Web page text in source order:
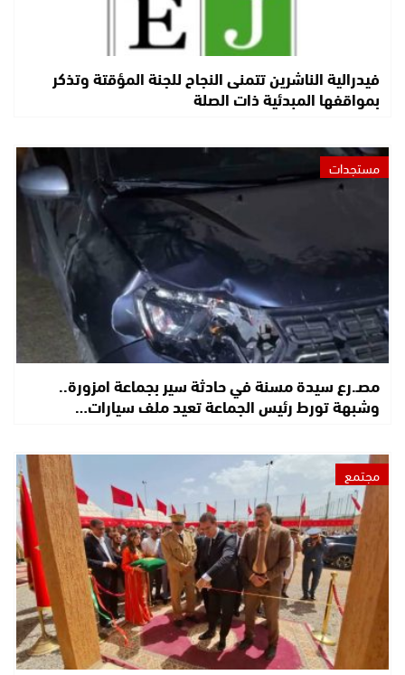
فيدرالية الناشرين تتمنى النجاح للجنة المؤقتة وتذكر
بمواقفها المبدئية ذات الصلة
مستجدات
مصـ.رع سيدة مسنة في حادثة سير بجماعة امزورة..
وشبهة تورط رئيس الجماعة تعيد ملف سيارات…
مجتمع